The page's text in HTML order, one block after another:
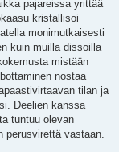
pajareissa yrittää
kristallisoi
monimutkaisesti
kuin muilla dissoilla
mistään
nostaa
tilan ja
Deelien kanssa
tuntuu olevan
perusvirettä vastaan.